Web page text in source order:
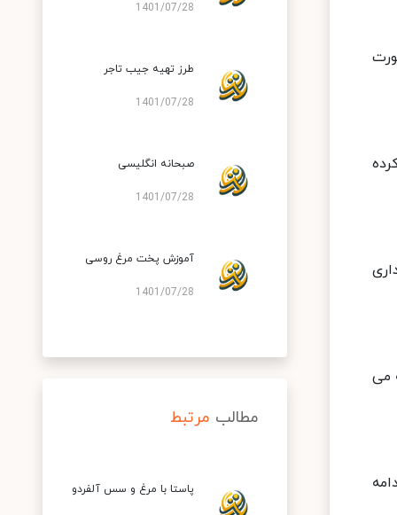
می
1401/07/28
طرز تهیه جیب تاجر
1401/07/28
صبحانه انگلیسی
1401/07/28
آموزش پخت مرغ روسی
1401/07/28
مطالب مرتبط
پاستا با مرغ و سس آلفردو